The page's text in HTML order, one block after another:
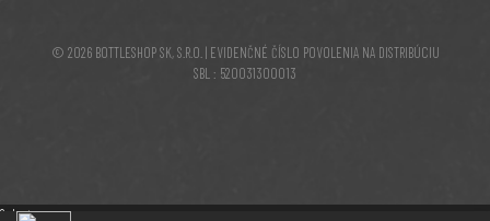
© 2026 BOTTLESHOP SK, S.R.O. | EVIDENČNÉ ČÍSLO POVOLENIA NA DISTRIBÚCIU
SBL : 520031300013
Select your currency